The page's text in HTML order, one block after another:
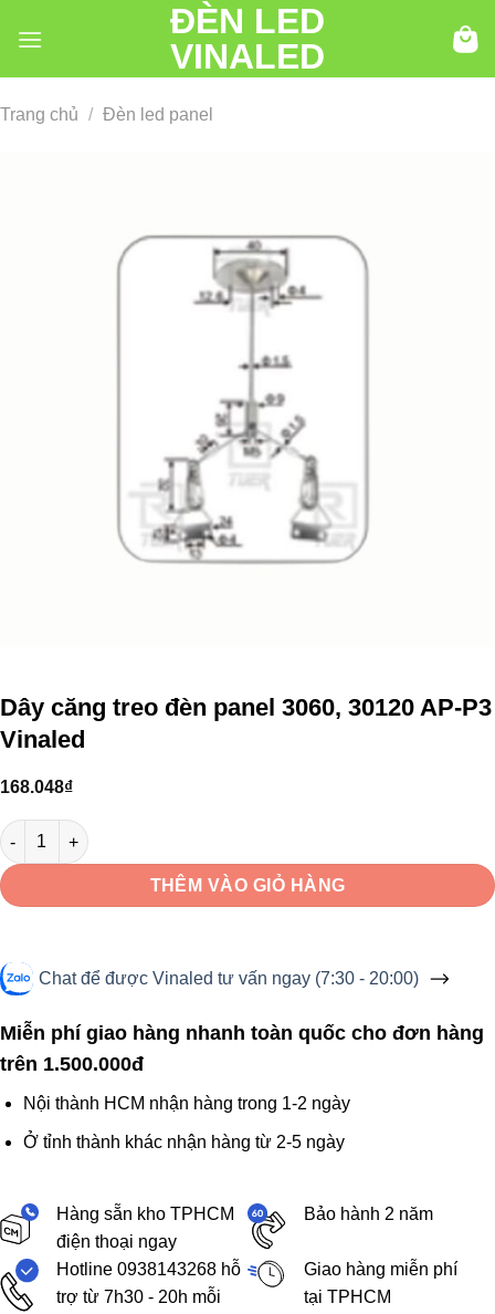
đến
ĐÈN LED
VINALED
Trang chủ / Đèn led panel
Dây căng treo đèn panel 3060, 30120 AP-P3
Vinaled
168.048₫
Dây căng treo đèn panel 3060, 30120 AP-P3 Vinaled số lượng
THÊM VÀO GIỎ HÀNG
Chat để được Vinaled tư vấn ngay (7:30 - 20:00)
Miễn phí giao hàng nhanh toàn quốc cho đơn hàng
trên 1.500.000đ
Nội thành HCM nhận hàng trong 1-2 ngày
Ở tỉnh thành khác nhận hàng từ 2-5 ngày
Hàng sẵn kho TPHCM
điện thoại ngay
Bảo hành 2 năm
Hotline 0938143268 hỗ
trợ từ 7h30 - 20h mỗi
Giao hàng miễn phí
tại TPHCM